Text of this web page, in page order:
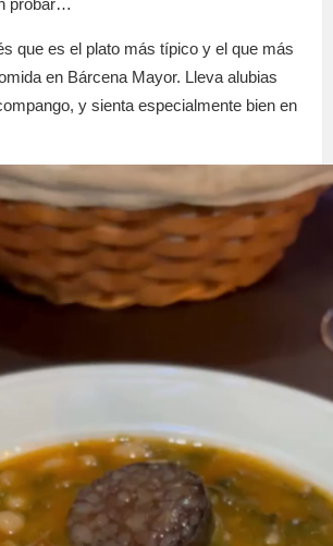
que es el plato más típico y el que más
en Bárcena Mayor. Lleva alubias
y sienta especialmente bien en